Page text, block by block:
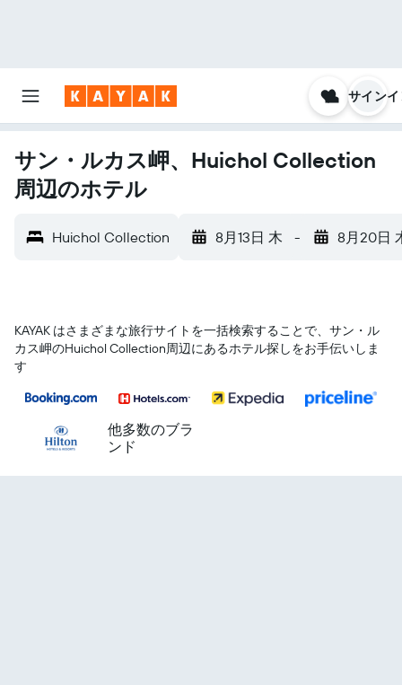
サイン
サン・ルカス岬、Huichol Collection
周辺のホテル
Huichol Collection 8月13日 木 - 8月20日
KAYAK はさまざまな旅行サイトを一括検索することで、サン・ル
カス岬​のHuichol Collection​周辺にあるホテル探しをお手伝いしま
す
他多数のブラ
ンド